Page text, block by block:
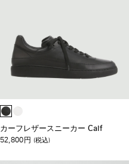
カーフレザースニーカー Calf
52,800 円 (税込)